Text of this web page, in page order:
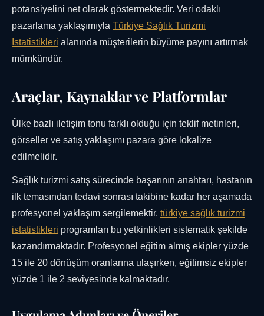
potansiyelini net olarak göstermektedir. Veri odaklı
pazarlama yaklaşımıyla Türkiye Sağlık Turizmi
Istatistikleri alanında müşterilerin büyüme payını artırmak
mümkündür.
Araçlar, Kaynaklar ve Platformlar
Ülke bazlı iletişim tonu farklı olduğu için teklif metinleri,
görseller ve satış yaklaşımı pazara göre lokalize
edilmelidir.
Sağlık turizmi satış sürecinde başarının anahtarı, hastanın
ilk temasından tedavi sonrası takibine kadar her aşamada
profesyonel yaklaşım sergilemektir. türkiye sağlık turizmi
istatistikleri programları bu yetkinlikleri sistematik şekilde
kazandırmaktadır. Profesyonel eğitim almış ekipler yüzde
15 ile 20 dönüşüm oranlarına ulaşırken, eğitimsiz ekipler
yüzde 1 ile 2 seviyesinde kalmaktadır.